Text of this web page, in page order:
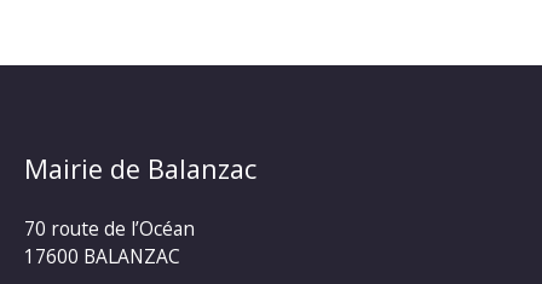
Mairie de Balanzac
70 route de l’Océan
17600 BALANZAC